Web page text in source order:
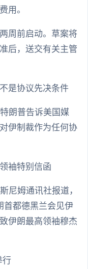
用。
周前启动。草案将
后，送交有关主管
是协议先决条件
朗普告诉美国媒
伊制裁作为任何协
袖特别信函
尼姆通讯社报道，
首都德黑兰会见伊
伊朗最高领袖穆杰
行